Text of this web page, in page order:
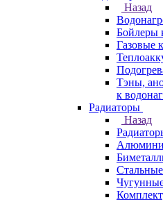
Назад
Бойлеры
Газовые
Тэны,
к
Радиаторы
Назад